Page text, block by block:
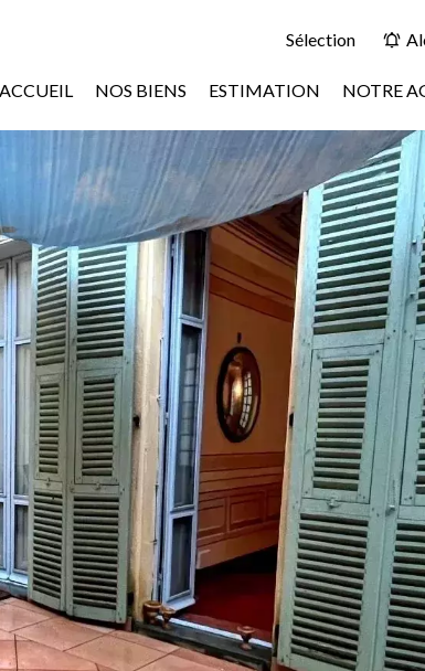
Sélection
ACCUEIL NOS BIENS ESTIMATION NOTRE